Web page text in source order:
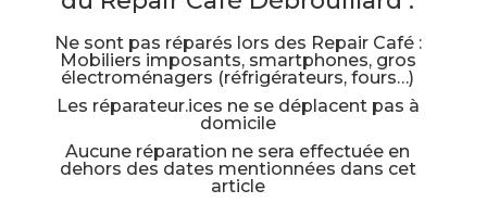
Ne sont pas réparés lors des Repair Café :
Mobiliers imposants, smartphones, gros
électroménagers (réfrigérateurs, fours…)
Les réparateur.ices ne se déplacent pas à
domicile
Aucune réparation ne sera effectuée en
dehors des dates mentionnées dans cet
article